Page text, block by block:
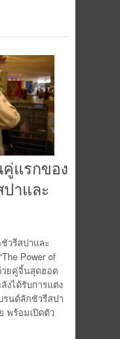
คู่แรกของ
ปาและ
วรีสปาและ
Power of
วยคู่จิ้นสุดฮอต
งได้รับการแต่ง
รนด์ลักชัวรีสปา
พร้อมเปิดตัว